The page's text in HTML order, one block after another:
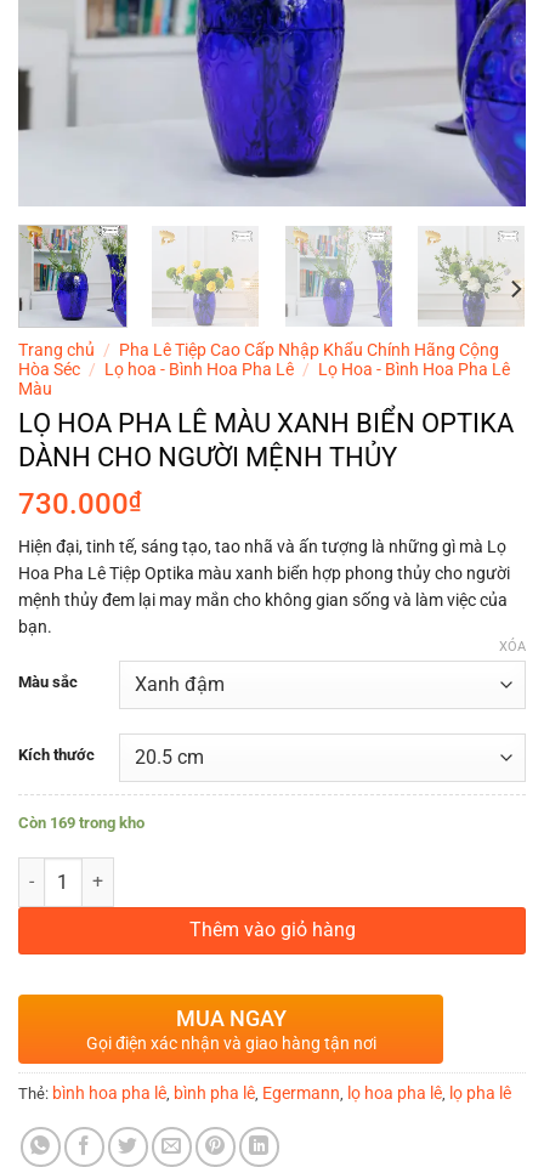
Trang chủ / Pha Lê Tiệp Cao Cấp Nhập Khẩu Chính Hãng Cộng
Hòa Séc / Lọ hoa - Bình Hoa Pha Lê / Lọ Hoa - Bình Hoa Pha Lê
Màu
LỌ HOA PHA LÊ MÀU XANH BIỂN OPTIKA
DÀNH CHO NGƯỜI MỆNH THỦY
730.000₫
Hiện đại, tinh tế, sáng tạo, tao nhã và ấn tượng là những gì mà Lọ
Hoa Pha Lê Tiệp Optika màu xanh biển hợp phong thủy cho người
mệnh thủy đem lại may mắn cho không gian sống và làm việc của
bạn.
Màu sắc
Kích thước
XÓA
Còn 169 trong kho
LỌ HOA PHA LÊ MÀU XANH BIỂN OPTIKA DÀNH CHO NGƯỜI
Thêm vào giỏ hàng
MUA NGAY
Gọi điện xác nhận và giao hàng tận nơi
Thẻ: bình hoa pha lê bình pha lê Egermann lọ hoa pha lê lọ pha lê